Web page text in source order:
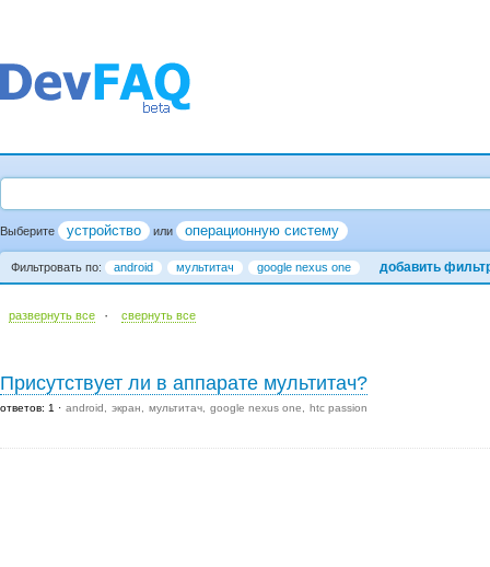
Выберите устройство или операционную систему
Фильтровать по: android мультитач google nexus one добавить
развернуть все · cвернуть все
Присутствует ли в аппарате мультитач?
ответов: 1 android экран мультитач google nexus one htc passion